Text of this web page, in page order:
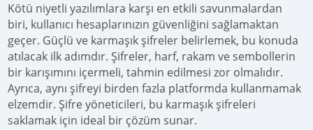
Kötü niyetli yazılımlara karşı en etkili savunmalardan
biri, kullanıcı hesaplarınızın güvenliğini sağlamaktan
geçer. Güçlü ve karmaşık şifreler belirlemek, bu konuda
atılacak ilk adımdır. Şifreler, harf, rakam ve sembollerin
bir karışımını içermeli, tahmin edilmesi zor olmalıdır.
Ayrıca, aynı şifreyi birden fazla platformda kullanmamak
elzemdir. Şifre yöneticileri, bu karmaşık şifreleri
saklamak için ideal bir çözüm sunar.